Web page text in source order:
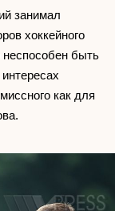
занимал
хоккейного
быть
как для